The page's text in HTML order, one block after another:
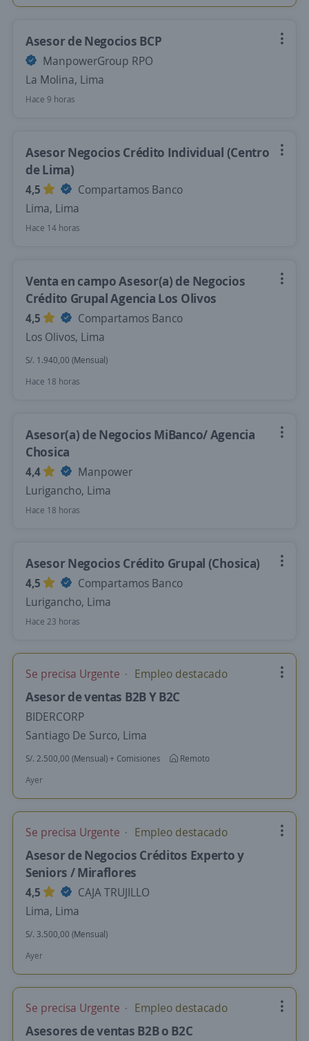
Asesor de Negocios BCP
ManpowerGroup RPO
La Molina, Lima
Hace 9 horas
Asesor Negocios Crédito Individual (Centro
de Lima)
4,5
Compartamos Banco
Lima, Lima
Hace 14 horas
Venta en campo Asesor(a) de Negocios
Crédito Grupal Agencia Los Olivos
4,5
Compartamos Banco
Los Olivos, Lima
S/. 1.940,00 (Mensual)
Hace 18 horas
Asesor(a) de Negocios MiBanco/ Agencia
Chosica
4,4
Manpower
Lurigancho, Lima
Hace 18 horas
Asesor Negocios Crédito Grupal (Chosica)
4,5
Compartamos Banco
Lurigancho, Lima
Hace 23 horas
Se precisa Urgente Empleo destacado
Asesor de ventas B2B Y B2C
BIDERCORP
Santiago De Surco, Lima
S/. 2.500,00 (Mensual) + Comisiones
Remoto
Ayer
Se precisa Urgente Empleo destacado
Asesor de Negocios Créditos Experto y
Seniors / Miraflores
4,5
CAJA TRUJILLO
Lima, Lima
S/. 3.500,00 (Mensual)
Ayer
Se precisa Urgente Empleo destacado
Asesores de ventas B2B o B2C